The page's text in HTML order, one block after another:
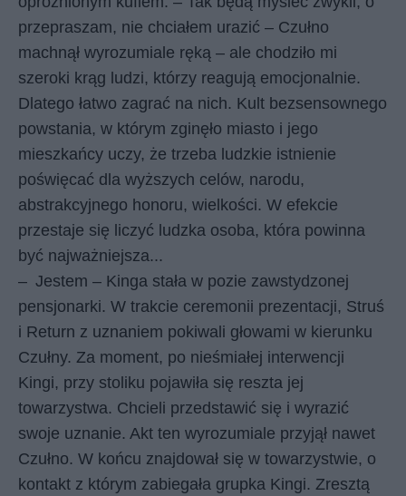
przepraszam, nie chciałem urazić – Czułno
machnął wyrozumiale ręką – ale chodziło mi
szeroki krąg ludzi, którzy reagują emocjonalnie.
Dlatego łatwo zagrać na nich. Kult bezsensownego
powstania, w którym zginęło miasto i jego
mieszkańcy uczy, że trzeba ludzkie istnienie
poświęcać dla wyższych celów, narodu,
abstrakcyjnego honoru, wielkości. W efekcie
przestaje się liczyć ludzka osoba, która powinna
być najważniejsza...
– Jestem – Kinga stała w pozie zawstydzonej
pensjonarki. W trakcie ceremonii prezentacji, Struś
i Return z uznaniem pokiwali głowami w kierunku
Czułny. Za moment, po nieśmiałej interwencji
Kingi, przy stoliku pojawiła się reszta jej
towarzystwa. Chcieli przedstawić się i wyrazić
swoje uznanie. Akt ten wyrozumiale przyjął nawet
Czułno. W końcu znajdował się w towarzystwie, o
kontakt z którym zabiegała grupka Kingi. Zresztą